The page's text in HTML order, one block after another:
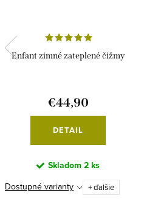
Enfant zimné zateplené čižmy
€44,90
DETAIL
Skladom 2 ks
Dostupné varianty
+ ďalšie